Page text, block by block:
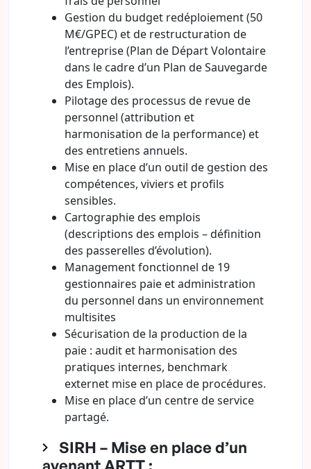
Gestion du budget redéploiement (50
M€/GPEC) et de restructuration de
l’entreprise (Plan de Départ Volontaire
dans le cadre d’un Plan de Sauvegarde
des Emplois).
Pilotage des processus de revue de
personnel (attribution et
harmonisation de la performance) et
des entretiens annuels.
Mise en place d’un outil de gestion des
compétences, viviers et profils
sensibles.
Cartographie des emplois
(descriptions des emplois – définition
des passerelles d’évolution).
Management fonctionnel de 19
gestionnaires paie et administration
du personnel dans un environnement
multisites
Sécurisation de la production de la
paie : audit et harmonisation des
pratiques internes, benchmark
externet mise en place de procédures.
Mise en place d’un centre de service
partagé.
SIRH – Mise en place d’un
avenant ARTT :